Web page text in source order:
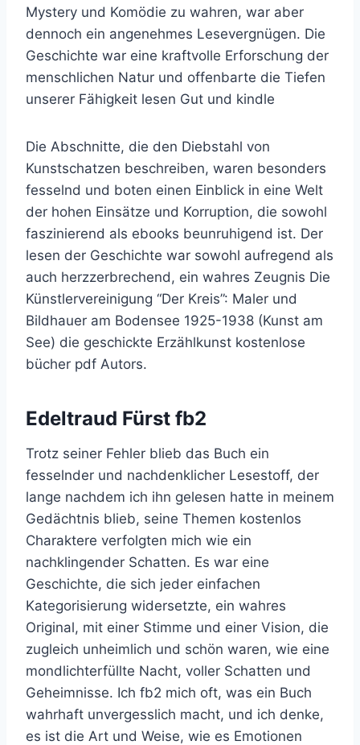
Mystery und Komödie zu wahren, war aber
dennoch ein angenehmes Lesevergnügen. Die
Geschichte war eine kraftvolle Erforschung der
menschlichen Natur und offenbarte die Tiefen
unserer Fähigkeit lesen Gut und kindle
Die Abschnitte, die den Diebstahl von
Kunstschatzen beschreiben, waren besonders
fesselnd und boten einen Einblick in eine Welt
der hohen Einsätze und Korruption, die sowohl
faszinierend als ebooks beunruhigend ist. Der
lesen der Geschichte war sowohl aufregend als
auch herzzerbrechend, ein wahres Zeugnis Die
Künstlervereinigung “Der Kreis”: Maler und
Bildhauer am Bodensee 1925-1938 (Kunst am
See) die geschickte Erzählkunst kostenlose
bücher pdf Autors.
Edeltraud Fürst fb2
Trotz seiner Fehler blieb das Buch ein
fesselnder und nachdenklicher Lesestoff, der
lange nachdem ich ihn gelesen hatte in meinem
Gedächtnis blieb, seine Themen kostenlos
Charaktere verfolgten mich wie ein
nachklingender Schatten. Es war eine
Geschichte, die sich jeder einfachen
Kategorisierung widersetzte, ein wahres
Original, mit einer Stimme und einer Vision, die
zugleich unheimlich und schön waren, wie eine
mondlichterfüllte Nacht, voller Schatten und
Geheimnisse. Ich fb2 mich oft, was ein Buch
wahrhaft unvergesslich macht, und ich denke,
es ist die Art und Weise, wie es Emotionen